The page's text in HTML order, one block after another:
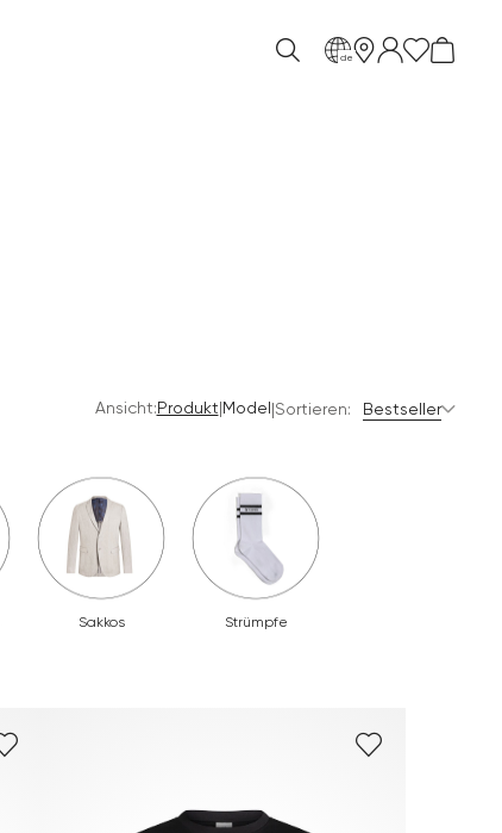
de
Ansicht:Produkt|Model|Sortieren: Bestseller
Sakkos Strümpfe